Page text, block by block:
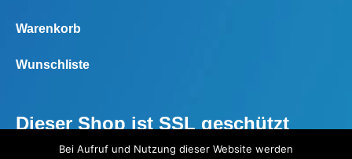
Warenkorb
Wunschliste
Dieser Shop ist SSL geschützt
Bei Aufruf und Nutzung dieser Website werden